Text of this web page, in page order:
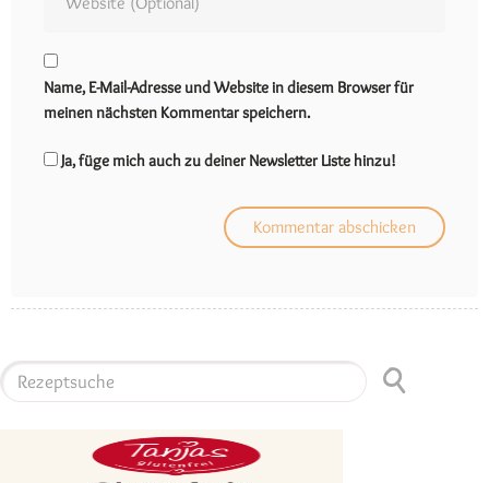
Name, E-Mail-Adresse und Website in diesem Browser für
meinen nächsten Kommentar speichern.
Ja, füge mich auch zu deiner Newsletter Liste hinzu!